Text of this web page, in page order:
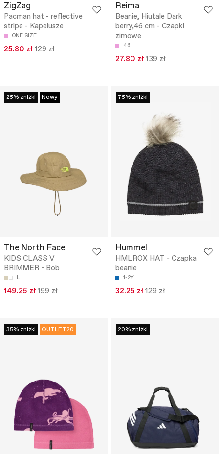
ZigZag
Pacman hat - reflective
stripe - Kapelusze
ONE SIZE
25.80 zł 129 zł
Reima
Beanie, Hiutale Dark
berry,46 cm - Czapki
zimowe
46
27.80 zł 139 zł
25% zniżki Nowy
The North Face
KIDS CLASS V
BRIMMER - Bob
L
149.25 zł 199 zł
75% zniżki
Hummel
HMLROX HAT - Czapka
beanie
1-2Y
32.25 zł 129 zł
35% zniżki OUTLET20 20% zniżki